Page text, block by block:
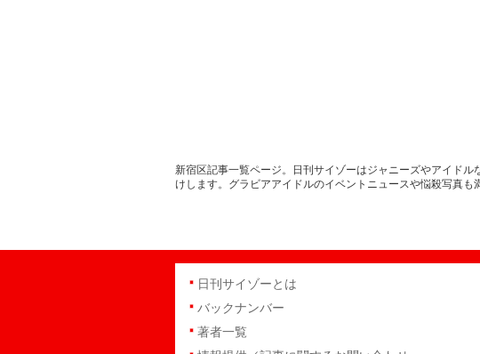
新宿区記事一覧ページ。日刊サイゾーはジャニーズやアイド
けします。グラビアアイドルのイベントニュースや悩殺写真
日刊サイゾーとは
バックナンバー
著者一覧